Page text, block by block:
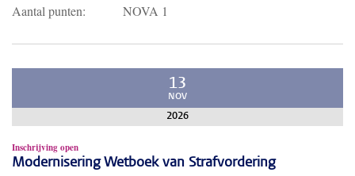
Aantal punten:
NOVA 1
13
NOV
2026
Inschrijving open
Modernisering Wetboek van Strafvordering